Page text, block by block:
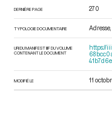
DERNIÈRE PAGE 270
TYPOLOGIE DOCUMENTAIRE
URI DU MANIFEST IIIF DU VOLUME
CONTENANT LE DOCUMENT
https://
MODIFIÉ LE 11